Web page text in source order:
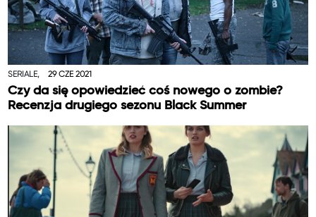
SERIALE, 29 CZE 2021
Czy da się opowiedzieć coś nowego o zombie?
Recenzja drugiego sezonu Black Summer